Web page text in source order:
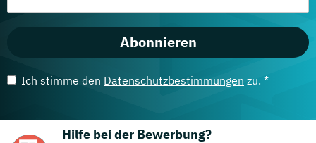
Abonnieren
Ich stimme den Datenschutzbestimmungen zu. *
Hilfe bei der Bewerbung?